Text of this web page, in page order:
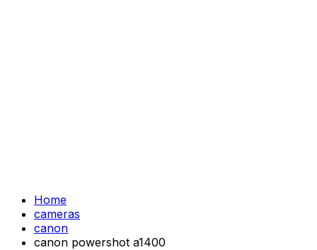
Home
cameras
canon
canon powershot a1400